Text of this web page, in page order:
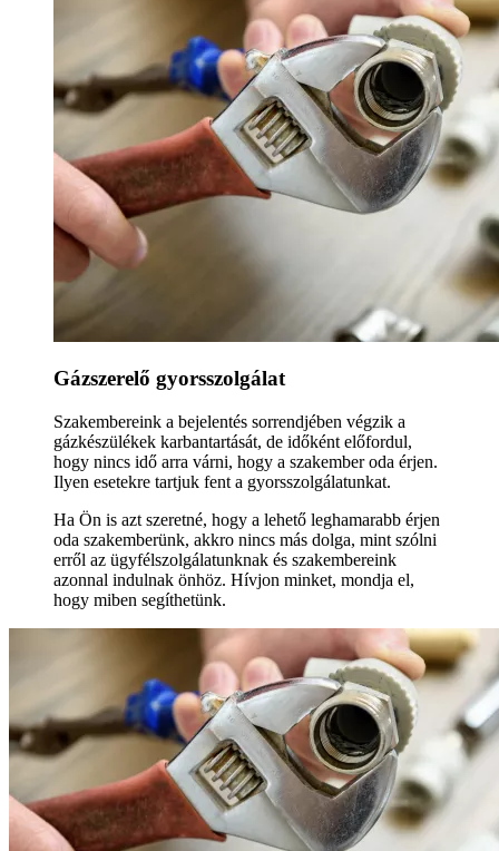
Gázszerelő gyorsszolgálat
Szakembereink a bejelentés sorrendjében végzik a
gázkészülékek karbantartását, de időként előfordul,
hogy nincs idő arra várni, hogy a szakember oda érjen.
Ilyen esetekre tartjuk fent a gyorsszolgálatunkat.
Ha Ön is azt szeretné, hogy a lehető leghamarabb érjen
oda szakemberünk, akkro nincs más dolga, mint szólni
erről az ügyfélszolgálatunknak és szakembereink
azonnal indulnak önhöz. Hívjon minket, mondja el,
hogy miben segíthetünk.